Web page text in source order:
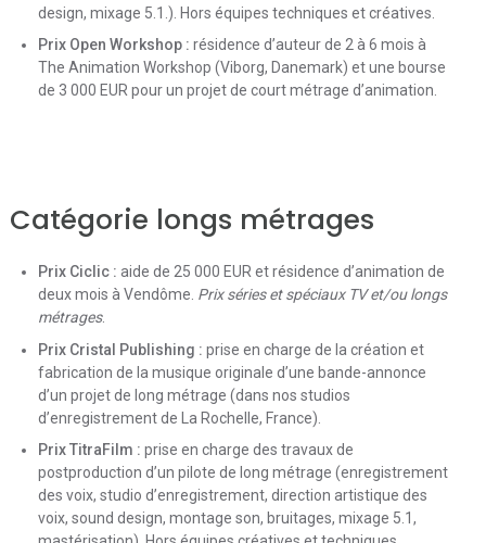
design, mixage 5.1.). Hors équipes techniques et créatives.
Prix Open Workshop : résidence d’auteur de 2 à 6 mois à
The Animation Workshop (Viborg, Danemark) et une bourse
de 3 000 EUR pour un projet de court métrage d’animation.
Catégorie longs métrages
Prix Ciclic : aide de 25 000 EUR et résidence d’animation de
deux mois à Vendôme. Prix séries et spéciaux TV et/ou longs
métrages.
Prix Cristal Publishing : prise en charge de la création et
fabrication de la musique originale d’une bande-annonce
d’un projet de long métrage (dans nos studios
d’enregistrement de La Rochelle, France).
Prix TitraFilm : prise en charge des travaux de
postproduction d’un pilote de long métrage (enregistrement
des voix, studio d’enregistrement, direction artistique des
voix, sound design, montage son, bruitages, mixage 5.1,